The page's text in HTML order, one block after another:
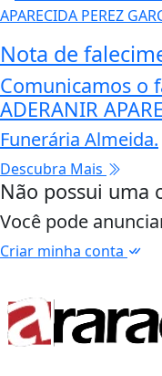
Nota de
Comunicamos o
ADERANIR
Funerária Almeida.
Descubra Mais
Não possui uma
Você pode
Criar minha conta